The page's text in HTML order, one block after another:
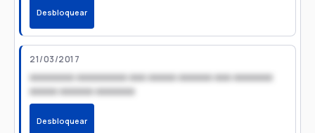
Desbloquear
21/03/2017
xxxxxxxx xxxxxxxxx xxx xxxxx xxxxxx xxx xxxxxxx
xxxxx xxxxxx xxxxxxx
Desbloquear